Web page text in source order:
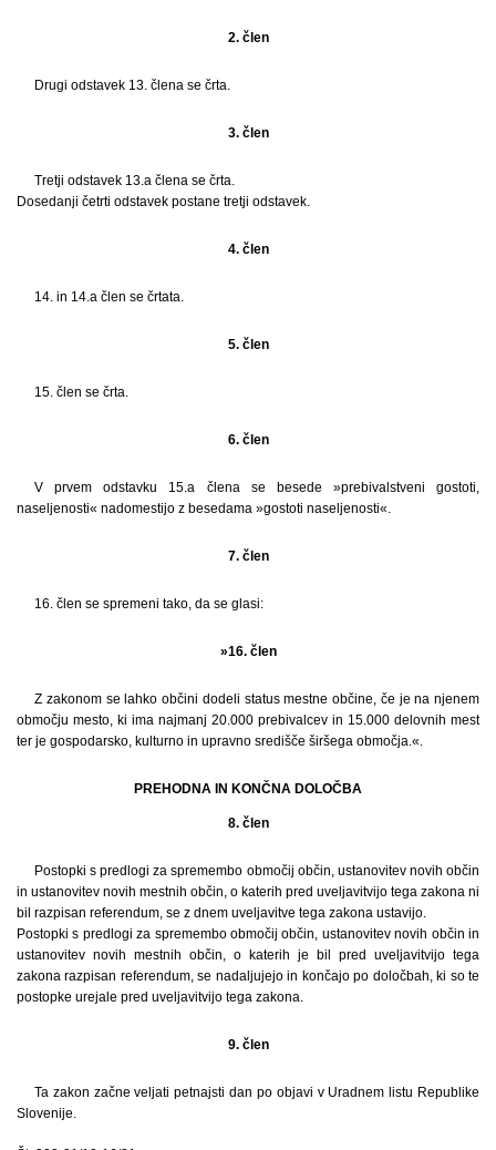
2. člen
Drugi odstavek 13. člena se črta.
3. člen
Tretji odstavek 13.a člena se črta.
Dosedanji četrti odstavek postane tretji odstavek.
4. člen
14. in 14.a člen se črtata.
5. člen
15. člen se črta.
6. člen
V prvem odstavku 15.a člena se besede »prebivalstveni gostoti,
naseljenosti« nadomestijo z besedama »gostoti naseljenosti«.
7. člen
16. člen se spremeni tako, da se glasi:
»16. člen
Z zakonom se lahko občini dodeli status mestne občine, če je na njenem
območju mesto, ki ima najmanj 20.000 prebivalcev in 15.000 delovnih mest
ter je gospodarsko, kulturno in upravno središče širšega območja.«.
PREHODNA IN KONČNA DOLOČBA
8. člen
Postopki s predlogi za spremembo območij občin, ustanovitev novih občin
in ustanovitev novih mestnih občin, o katerih pred uveljavitvijo tega zakona ni
bil razpisan referendum, se z dnem uveljavitve tega zakona ustavijo.
Postopki s predlogi za spremembo območij občin, ustanovitev novih občin in
ustanovitev novih mestnih občin, o katerih je bil pred uveljavitvijo tega
zakona razpisan referendum, se nadaljujejo in končajo po določbah, ki so te
postopke urejale pred uveljavitvijo tega zakona.
9. člen
Ta zakon začne veljati petnajsti dan po objavi v Uradnem listu Republike
Slovenije.